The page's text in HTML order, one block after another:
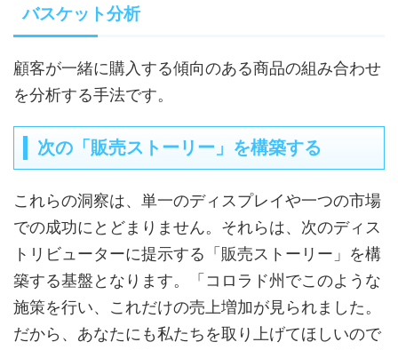
バスケット分析
顧客が一緒に購入する傾向のある商品の組み合わせ
を分析する手法です。
次の「販売ストーリー」を構築する
これらの洞察は、単一のディスプレイや一つの市場
での成功にとどまりません。それらは、次のディス
トリビューターに提示する「販売ストーリー」を構
築する基盤となります。「コロラド州でこのような
施策を行い、これだけの売上増加が見られました。
だから、あなたにも私たちを取り上げてほしいので